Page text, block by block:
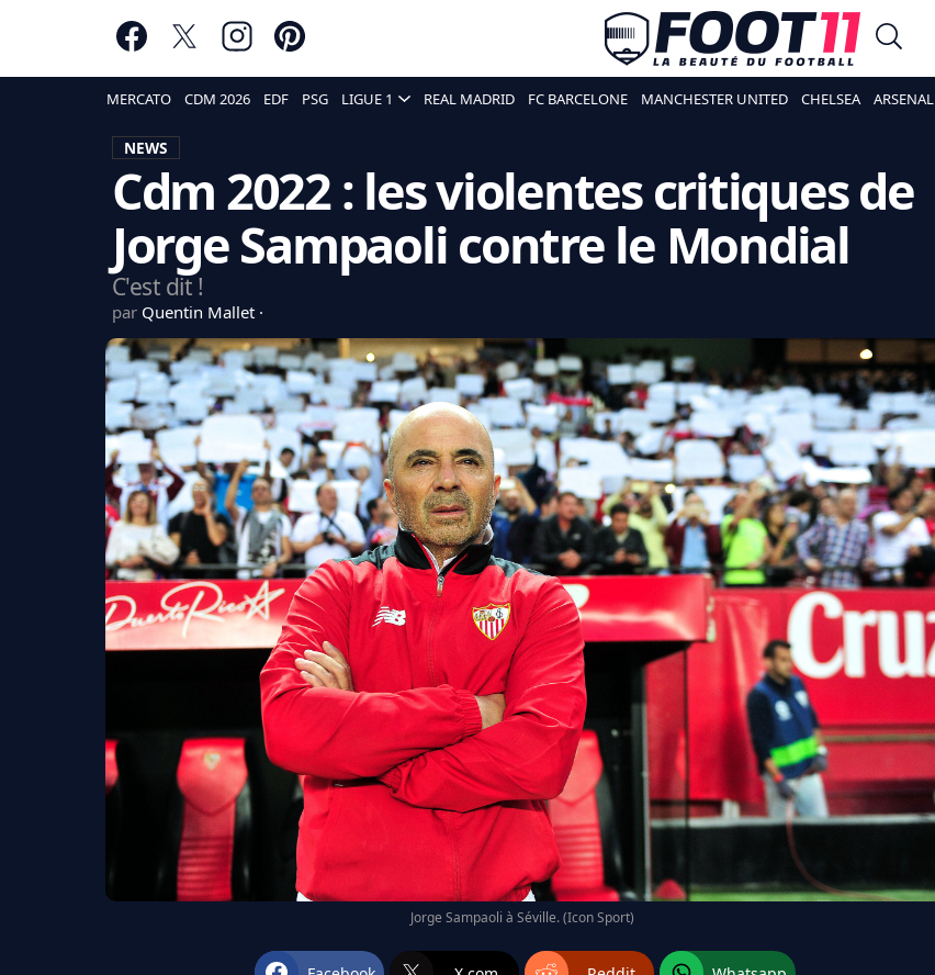
MERCATO CDM 2026 EDF PSG LIGUE 1 REAL MADRID FC BARCELONE MANCHESTER UNITED CHELSEA ARSENAL
NEWS
Cdm 2022 : les violentes critiques de
Jorge Sampaoli contre le Mondial
C'est dit !
par Quentin Mallet
Jorge Sampaoli à Séville. (Icon Sport)